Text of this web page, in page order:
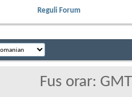
Reguli Forum
Fus orar: